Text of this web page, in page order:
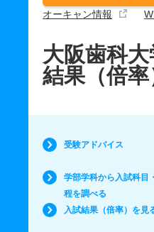
オーキャン情報
大阪歯科
結果（倍率
受験アドバイス
学部学科から入試科目
程を調べる
入試結果（倍率）を見